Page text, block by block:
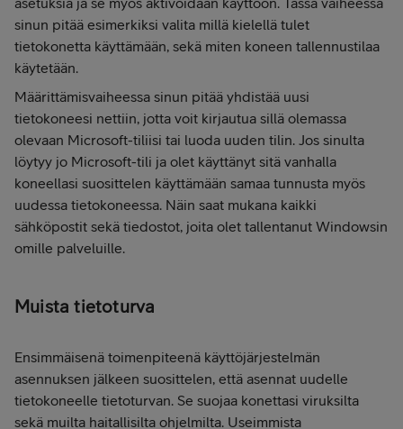
sinun pitää esimerkiksi valita millä kielellä tulet
tietokonetta käyttämään, sekä miten koneen tallennustilaa
käytetään.
Määrittämisvaiheessa sinun pitää yhdistää uusi
tietokoneesi nettiin, jotta voit kirjautua sillä olemassa
olevaan Microsoft-tiliisi tai luoda uuden tilin. Jos sinulta
löytyy jo Microsoft-tili ja olet käyttänyt sitä vanhalla
koneellasi suosittelen käyttämään samaa tunnusta myös
uudessa tietokoneessa. Näin saat mukana kaikki
sähköpostit sekä tiedostot, joita olet tallentanut Windowsin
omille palveluille.
Muista tietoturva
Ensimmäisenä toimenpiteenä käyttöjärjestelmän
asennuksen jälkeen suosittelen, että asennat uudelle
tietokoneelle tietoturvan. Se suojaa konettasi viruksilta
sekä muilta haitallisilta ohjelmilta. Useimmista